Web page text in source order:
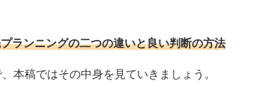
ランニングの二つの違いと良い判断の方法
本稿ではその中身を見ていきましょう。